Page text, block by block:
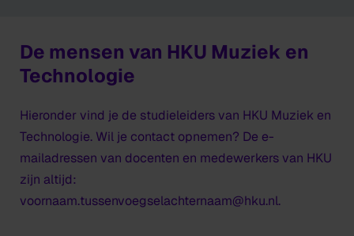
De mensen van HKU Muziek en
Technologie
Hieronder vind je de studieleiders van HKU Muziek en
Technologie. Wil je contact opnemen? De e-
mailadressen van docenten en medewerkers van HKU
zijn altijd:
voornaam.tussenvoegselachternaam@hku.nl.